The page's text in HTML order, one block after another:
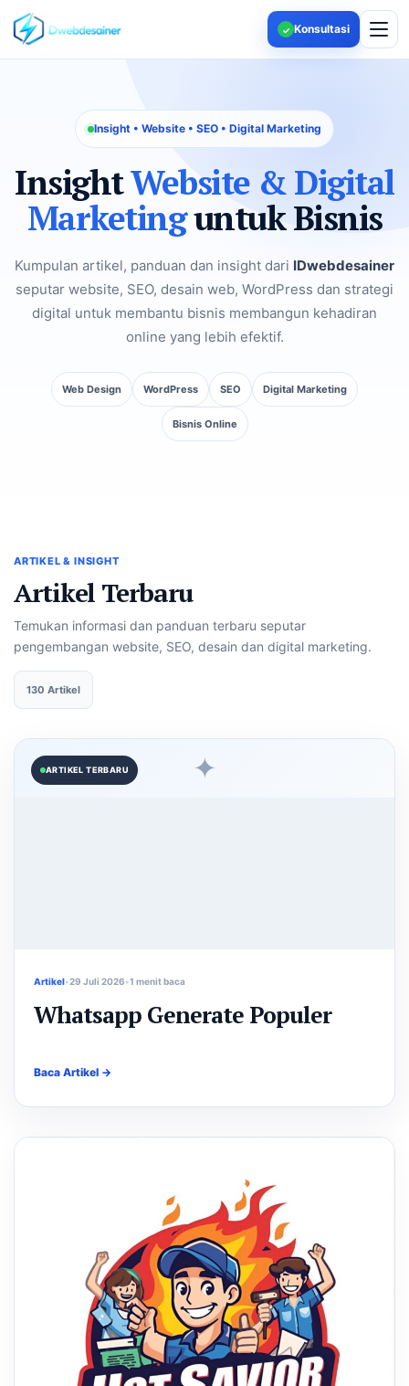
✓ Konsultasi
Insight • Website • SEO • Digital Marketing
InsightWebsite & Digital
Marketinguntuk Bisnis
Kumpulan artikel, panduan dan insight dari IDwebdesainer
seputar website, SEO, desain web, WordPress dan strategi
digital untuk membantu bisnis membangun kehadiran
online yang lebih efektif.
Web Design WordPress SEO Digital Marketing
Bisnis Online
ARTIKEL & INSIGHT
Artikel Terbaru
Temukan informasi dan panduan terbaru seputar
pengembangan website, SEO, desain dan digital marketing.
130 Artikel
ARTIKEL TERBARU ✦
Artikel 29 Juli 2026 1 menit baca
Whatsapp Generate Populer
Baca Artikel →